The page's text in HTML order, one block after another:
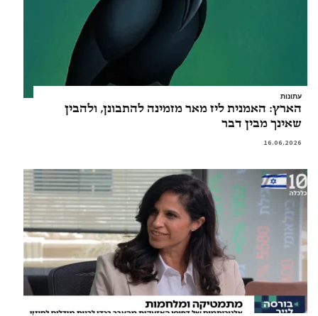
עתונות
הארץ: האמנית ליז מאר מזמינה להתבונן, ולהבין
שאינך מבין דבר
16.06.2026